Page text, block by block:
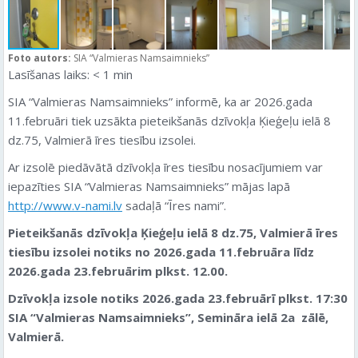
Foto autors: SIA “Valmieras Namsaimnieks”
Lasīšanas laiks: < 1 min
SIA “Valmieras Namsaimnieks” informē, ka ar 2026.gada
11.februāri tiek uzsākta pieteikšanās dzīvokļa Ķieģeļu ielā 8
dz.75, Valmierā īres tiesību izsolei.
Ar izsolē piedāvātā dzīvokļa īres tiesību nosacījumiem var
iepazīties SIA “Valmieras Namsaimnieks” mājas lapā
http://www.v-nami.lv sadaļā “Īres nami”.
Pieteikšanās dzīvokļa Ķieģeļu ielā 8 dz.75, Valmierā īres
tiesību izsolei notiks no 2026.gada 11.februāra līdz
2026.gada 23.februārim plkst. 12.00.
Dzīvokļa izsole notiks 2026.gada 23.februārī plkst. 17:30
SIA “Valmieras Namsaimnieks”, Semināra ielā 2a zālē,
Valmierā.